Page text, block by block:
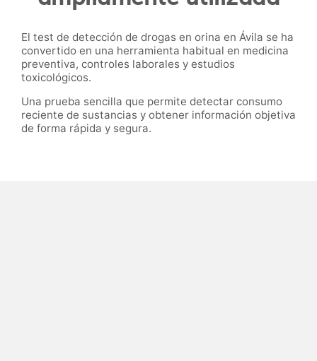
El test de detección de drogas en orina en Ávila se ha
convertido en una herramienta habitual en medicina
preventiva, controles laborales y estudios
toxicológicos.
Una prueba sencilla que permite detectar consumo
reciente de sustancias y obtener información objetiva
de forma rápida y segura.